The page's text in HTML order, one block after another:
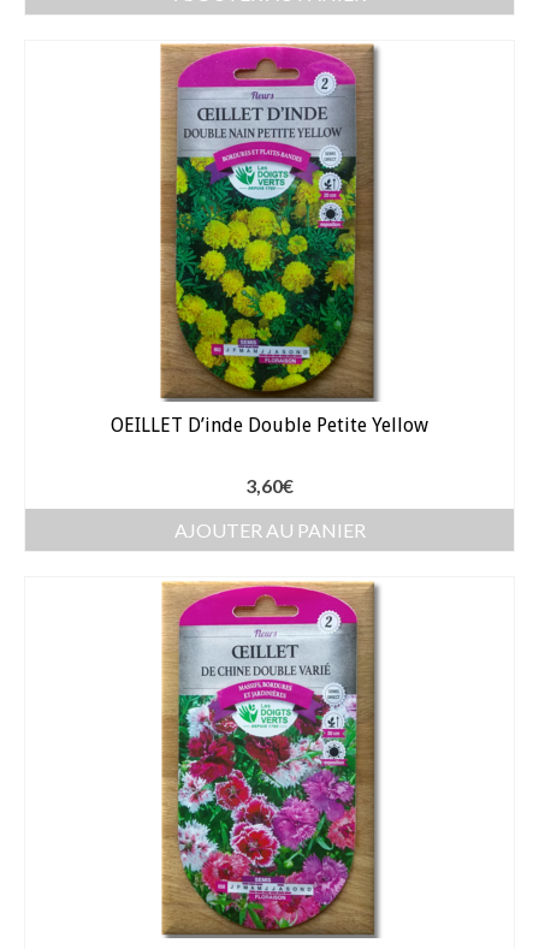
Bulbes Automne
Narcisses
Jacinthes
Divers bulbes
Bulbes Printemps
Callas – arum
Glaïeuls
Dahlias
Dahlia Cactus 100 cm
Dahlia Décoratif 70 – 100 cm
Dahlia Feuillage Foncé 80 cm
Dahlia Pompon / ball 70 – 80 cm
Dahlia Nain 50 cm
Dahlia Gallery 35 cm
Dahlia Topmix 35 – 50 cm
Graines fleurs
Capucine
Cosmos
OEILLET D’inde Double Petite Yellow
3,60€
AJOUTER AU PANIER